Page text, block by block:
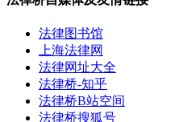
法律图书馆
上海法律网
法律网址大全
法律桥-知乎
法律桥B站空间
法律桥搜狐号